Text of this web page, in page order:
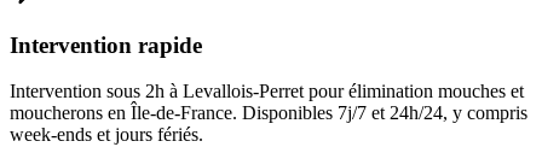
Intervention rapide
Intervention sous 2h à Levallois-Perret pour élimination mouches et
moucherons en Île-de-France. Disponibles 7j/7 et 24h/24, y compris
week-ends et jours fériés.